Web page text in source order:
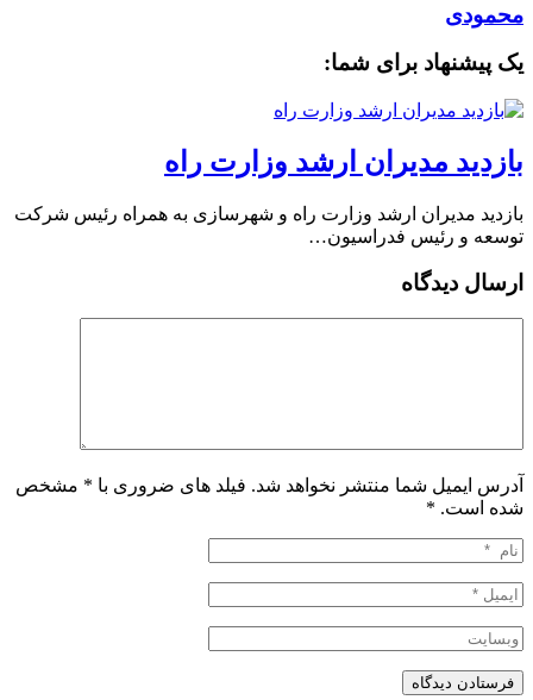
محمودی
یک پیشنهاد برای شما:
بازدید مدیران ارشد وزارت راه
بازدید مدیران ارشد وزارت راه و شهرسازی به همراه رئیس شرکت
توسعه و رئیس فدراسیون…
ارسال دیدگاه
آدرس ایمیل شما منتشر نخواهد شد. فیلد های ضروری با * مشخص
شده است. *